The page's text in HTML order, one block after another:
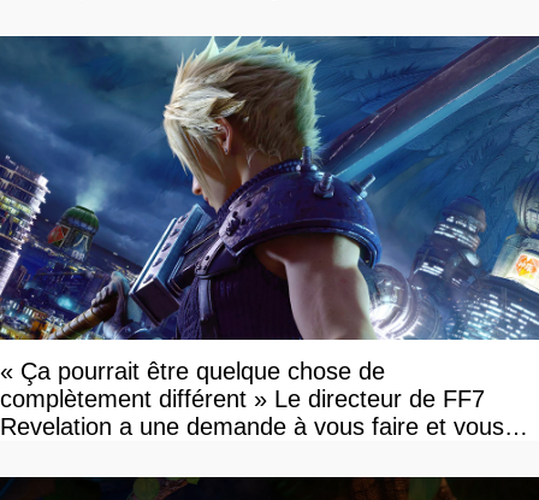
« Ça pourrait être quelque chose de
complètement différent » Le directeur de FF7
Revelation a une demande à vous faire et vous